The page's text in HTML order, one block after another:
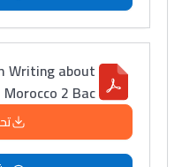
Writing about
Morocco 2 Bac